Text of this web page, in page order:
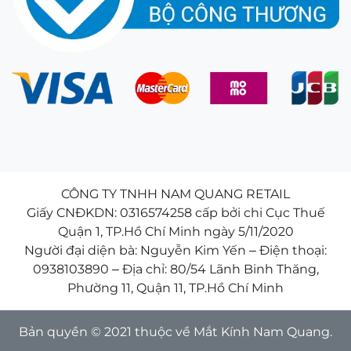
CÔNG TY TNHH NAM QUANG RETAIL
Giấy CNĐKDN: 0316574258 cấp bởi chi Cục Thuế
Quận 1, TP.Hồ Chí Minh ngày 5/11/2020
Người đại diện bà: Nguyễn Kim Yến – Điện thoại:
0938103890 – Địa chỉ: 80/54 Lãnh Binh Thăng,
Phường 11, Quận 11, TP.Hồ Chí Minh
Bản quyền © 2021 thuộc về Mắt Kính Nam Quang.